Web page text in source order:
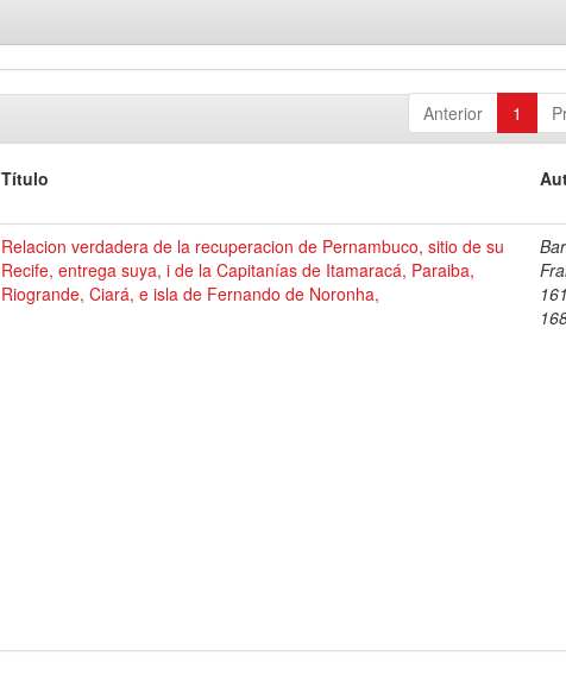
Anterior 1
Título
Relacion verdadera de la recuperacion de Pernambuco, sitio de su
Recife, entrega suya, i de la Capitanías de Itamaracá, Paraiba,
Riogrande, Ciará, e isla de Fernando de Noronha,